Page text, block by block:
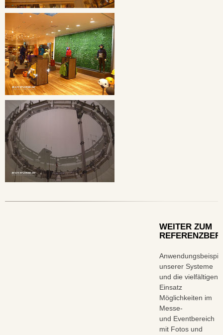
WEITER ZUM
unserer Systeme
und die vielfältigen
Einsatz
Möglichkeiten im
Messe-
und Eventbereich
mit Fotos und